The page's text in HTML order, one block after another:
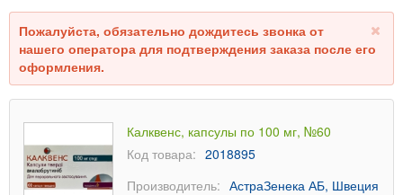
Пожалуйста, обязательно дождитесь звонка от
нашего оператора для подтверждения заказа после его
оформления.
Калквенс, капсулы по 100 мг, №60
Код товара: 2018895
Производитель: АстраЗенека АБ, Швеция